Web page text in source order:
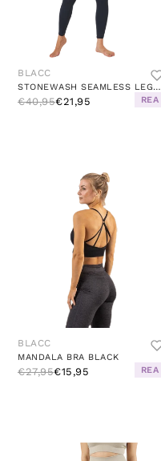
BLACC
STONEWASH SEAMLESS LEGGINGS BLACK/GREY
€40,95€21,95 REA
BLACC
MANDALA BRA BLACK
€27,95€15,95 REA